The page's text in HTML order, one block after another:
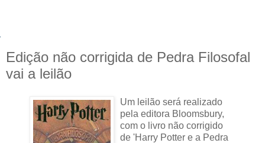
Edição não corrigida de Pedra Filosofal
vai a leilão
Um leilão será realizado
pela editora Bloomsbury,
com o livro não corrigido
de 'Harry Potter e a Pedra